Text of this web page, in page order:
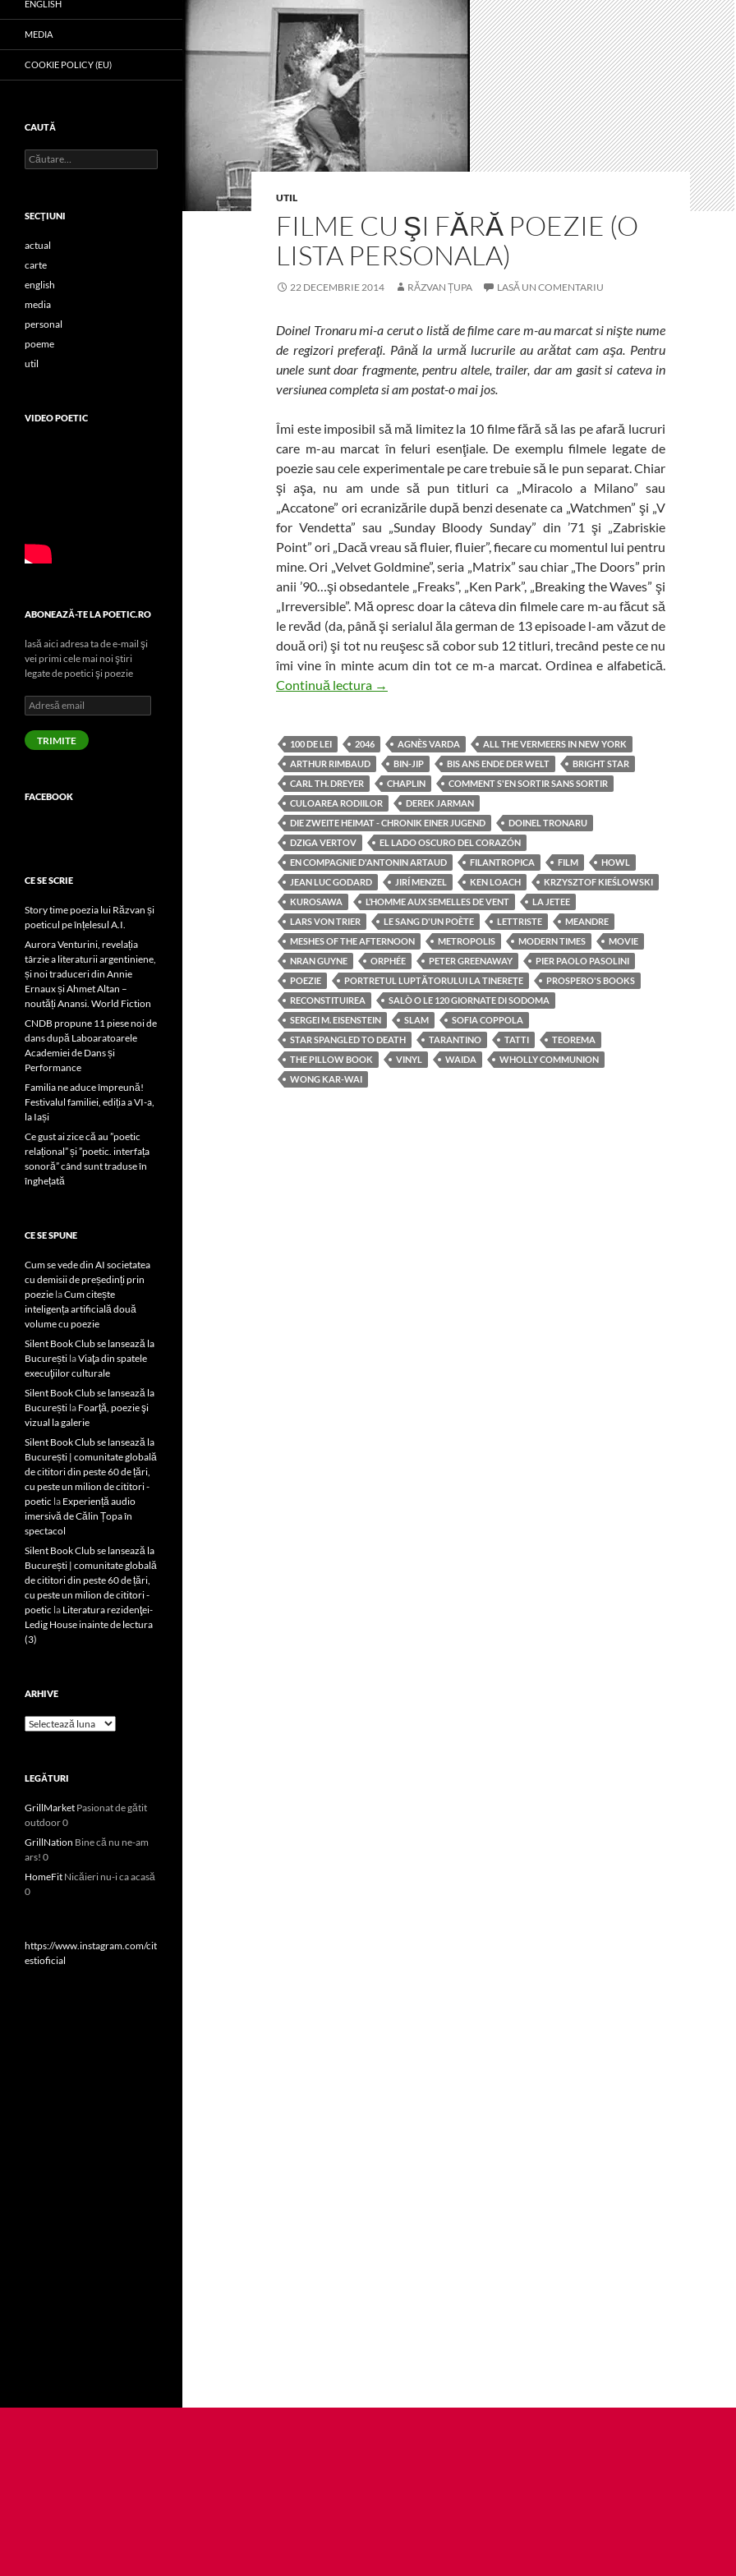
UTIL
FILME CU ŞI FĂRĂ POEZIE (O
LISTA PERSONALA)
22 DECEMBRIE 2014 RĂZVAN ȚUPA LASĂ UN COMENTARIU
Doinel Tronaru mi-a cerut o listă de filme care m-au marcat si nişte nume
de regizori preferaţi. Până la urmă lucrurile au arătat cam aşa. Pentru
unele sunt doar fragmente, pentru altele, trailer, dar am gasit si cateva in
versiunea completa si am postat-o mai jos.
Îmi este imposibil să mă limitez la 10 filme fără să las pe afară lucruri
care m-au marcat în feluri esenţiale. De exemplu filmele legate de
poezie sau cele experimentale pe care trebuie să le pun separat. Chiar
şi aşa, nu am unde să pun titluri ca „Miracolo a Milano” sau
„Accatone” ori ecranizările după benzi desenate ca „Watchmen” şi „V
for Vendetta” sau „Sunday Bloody Sunday” din ’71 şi „Zabriskie
Point” ori „Dacă vreau să fluier, fluier”, fiecare cu momentul lui pentru
mine. Ori „Velvet Goldmine”, seria „Matrix” sau chiar „The Doors” prin
anii ’90…şi obsedantele „Freaks”, „Ken Park”, „Breaking the Waves” şi
„Irreversible”. Mă opresc doar la câteva din filmele care m-au făcut să
le revăd (da, până şi serialul ăla german de 13 episoade l-am văzut de
două ori) şi tot nu reuşesc să cobor sub 12 titluri, trecând peste ce nu
îmi vine în minte acum din tot ce m-a marcat. Ordinea e alfabetică.
Continuă lectura Filme cu şi fără poezie (o lista personala)
→
100 DE LEI 2046 AGNÈS VARDA
ALL THE VERMEERS IN NEW YORK
ARTHUR RIMBAUD
BIN-JIP BIS ANS ENDE DER WELT
BRIGHT STAR
CARL TH. DREYER
CHAPLIN
COMMENT S'EN SORTIR SANS SORTIR
CULOAREA RODIILOR
DEREK JARMAN
DIE ZWEITE HEIMAT - CHRONIK EINER JUGEND
DOINEL TRONARU
DZIGA VERTOV
EL LADO OSCURO DEL CORAZÓN
EN COMPAGNIE D'ANTONIN ARTAUD
FILANTROPICA FILM
HOWL
JEAN LUC GODARD
JIRÍ MENZEL KEN LOACH
KRZYSZTOF KIEŚLOWSKI
KUROSAWA
L’HOMME AUX SEMELLES DE VENT
LA JETEE
LARS VON TRIER
LE SANG D'UN POÈTE LETTRISTE
MEANDRE
MESHES OF THE AFTERNOON
METROPOLIS MODERN TIMES
MOVIE
NRAN GUYNE
ORPHÉE PETER GREENAWAY
PIER PAOLO PASOLINI
POEZIE
PORTRETUL LUPTĂTORULUI LA TINEREŢE
PROSPERO'S BOOKS
RECONSTITUIREA
SALÒ O LE 120 GIORNATE DI SODOMA
SERGEI M. EISENSTEIN
SLAM
SOFIA COPPOLA
STAR SPANGLED TO DEATH
TARANTINO TATTI
TEOREMA
THE PILLOW BOOK
VINYL WAIDA
WHOLLY COMMUNION
WONG KAR-WAI
ENGLISH
MEDIA
COOKIE POLICY (EU)
CAUTĂ
Caută
după:
SECŢIUNI
actual
carte
english
media
personal
poeme
util
VIDEO POETIC
ABONEAZĂ-TE LA POETIC.RO
lasă aici adresa ta de e-mail şi
vei primi cele mai noi ştiri
legate de poetici şi poezie
Adresă
email
TRIMITE
FACEBOOK
CE SE SCRIE
Story time poezia lui Răzvan și
poeticul pe înțelesul A.I.
Aurora Venturini, revelația
târzie a literaturii argentiniene,
și noi traduceri din Annie
Ernaux și Ahmet Altan –
noutăți Anansi. World Fiction
CNDB propune 11 piese noi de
dans după Laboaratoarele
Academiei de Dans și
Performance
Familia ne aduce împreună!
Festivalul familiei, ediția a VI-a,
la Iași
Ce gust ai zice că au ”poetic
relațional” și ”poetic. interfața
sonoră” când sunt traduse în
înghețată
CE SE SPUNE
Cum se vede din AI societatea
cu demisii de președinți prin
poezie laCum citește
inteligența artificială două
volume cu poezie
Silent Book Club se lansează la
București laViaţa din spatele
execuţiilor culturale
Silent Book Club se lansează la
București la Foarţă, poezie şi
vizual la galerie
Silent Book Club se lansează la
București | comunitate globală
de cititori din peste 60 de țări,
cu peste un milion de cititori -
poetic la Experiență audio
imersivă de Călin Țopa în
spectacol
Silent Book Club se lansează la
București | comunitate globală
de cititori din peste 60 de țări,
cu peste un milion de cititori -
poetic la Literatura rezidenţei-
Ledig House inainte de lectura
(3)
ARHIVE
Arhive
LEGĂTURI
GrillMarket Pasionat de gătit
outdoor 0
GrillNation Bine că nu ne-am
ars! 0
HomeFit Nicăieri nu-i ca acasă
0
https://www.instagram.com/cit
estioficial